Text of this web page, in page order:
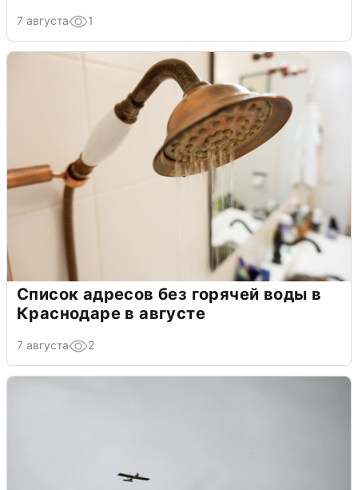
7 августа 1
Список адресов без горячей воды в
Краснодаре в августе
7 августа 2